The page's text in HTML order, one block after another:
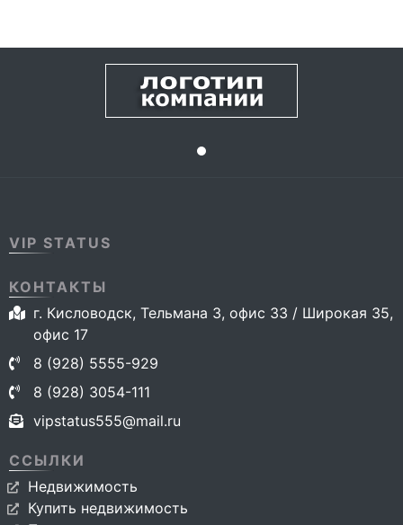
VIP STATUS
КОНТАКТЫ
г. Кисловодск, Тельмана 3, офис 33 / Широкая 35,
офис 17
8 (928) 5555-929
8 (928) 3054-111
vipstatus555@mail.ru
ССЫЛКИ
Недвижимость
Купить недвижимость